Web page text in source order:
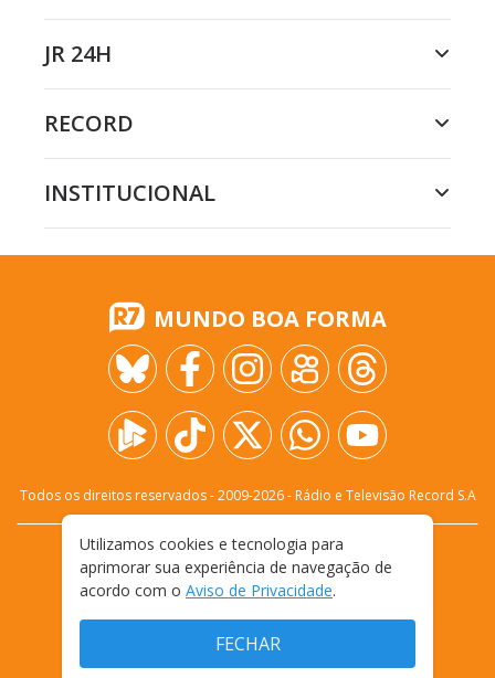
JR 24H
RECORD
INSTITUCIONAL
MUNDO BOA FORMA
Todos os direitos reservados - 2009-2026- Rádio e Televisão Record S.A
FALE CONOSCO
PRIVACIDADE
TERMOS E CONDIÇÕES DE USO
Utilizamos cookies e tecnologia para
aprimorar sua experiência de navegação de
acordo com o Aviso de Privacidade.
FECHAR